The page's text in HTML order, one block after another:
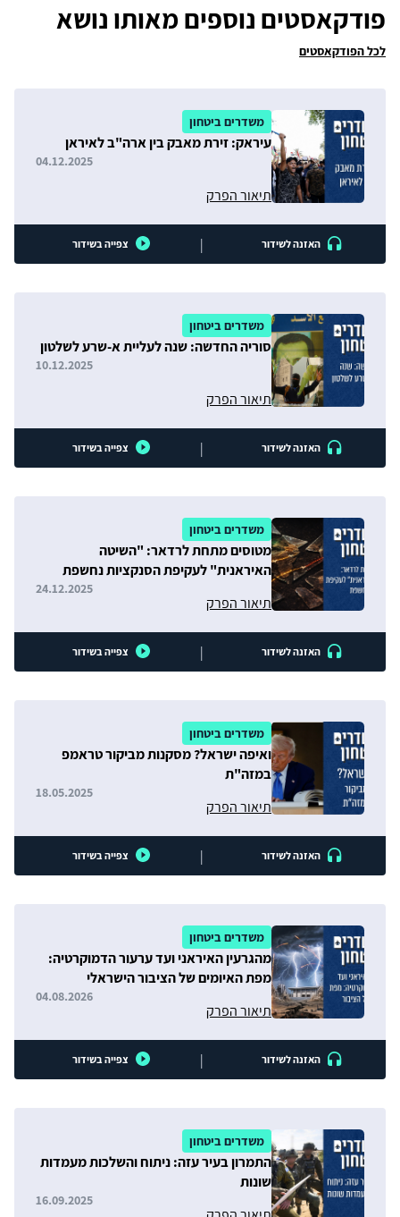
פודקאסטים נוספים מאותו נושא
לכל הפודקאסטים
משדרים ביטחון
עיראק: זירת מאבק בין ארה"ב לאיראן
תיאור הפרק
04.12.2025
האזנה לשידור | צפייה בשידור
משדרים ביטחון
סוריה החדשה: שנה לעליית א-שרע לשלטון
תיאור הפרק
10.12.2025
האזנה לשידור | צפייה בשידור
משדרים ביטחון
מטוסים מתחת לרדאר: "השיטה
האיראנית" לעקיפת הסנקציות נחשפת
תיאור הפרק
24.12.2025
האזנה לשידור | צפייה בשידור
משדרים ביטחון
ואיפה ישראל? מסקנות מביקור טראמפ
במזה"ת
תיאור הפרק
18.05.2025
האזנה לשידור | צפייה בשידור
משדרים ביטחון
מהגרעין האיראני ועד ערעור הדמוקרטיה:
מפת האיומים של הציבור הישראלי
תיאור הפרק
04.08.2026
האזנה לשידור | צפייה בשידור
משדרים ביטחון
התמרון בעיר עזה: ניתוח והשלכות מעמדות
שונות
16.09.2025